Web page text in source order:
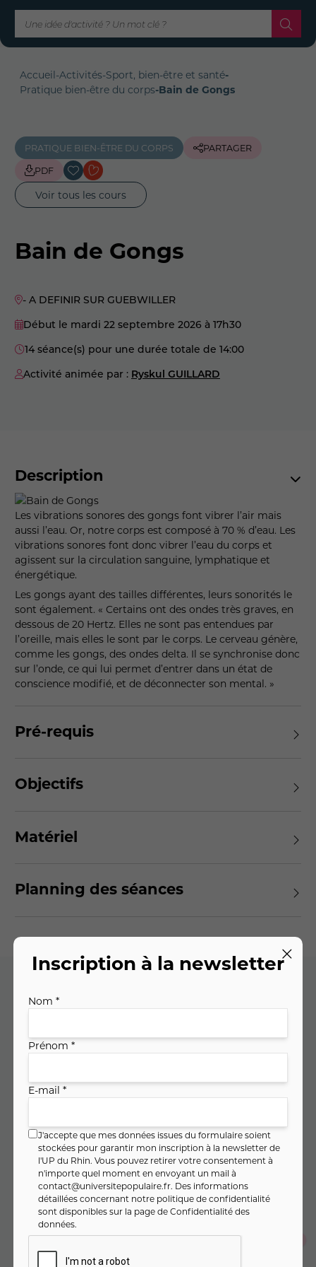
Accueil-Activités-Sport, bien-être et santé-
Pratique bien-être du corps-Bain de Gongs
PRATIQUE BIEN-ÊTRE DU CORPS
PARTAGER
PDF
Voir tous les cours
Bain de Gongs
- A DEFINIR SUR GUEBWILLER
Début le mardi 22 septembre 2026 à 17h30
14 séance(s) pour une durée totale de 14:00
Activité animée par : Ryskul GUILLARD
Description
Les vibrations sonores des gongs font vibrer l’air mais
aussi l’eau. Or, notre corps est composé à 70 % d’eau. Les
vibrations sonores font donc vibrer l’eau du corps et
agissent sur la circulation sanguine, lymphatique et
énergétique.
Les gongs ayant des tailles différentes, leurs sonorités le
sont également. « Certains ont des ondes très graves, en
dessous de 20 Hertz. Elles ne sont pas entendues par
l’oreille, mais elles le sont par le corps. Le cerveau génère,
comme les gongs, des ondes delta. Il se synchronise donc
sur l’onde, ce qui lui permet d’entrer dans un état de
conscience modifié, et de déconnecter son mental. »
Pré-requis
Objectifs
Matériel
Planning des séances
Code cours : 11GU833
126, €
soit9,00€ / heure
PAIEMENT FRACTIONNÉ
Dès42,00€/ mois pendant 3 mois
Montant total :126,00€
Je m'inscris en un seul clic
Inscription à la newsletter
Nom *
Prénom *
E-mail *
J'accepte que mes données issues du formulaire soient
stockées pour garantir mon inscription à la newsletter de
l'UP du Rhin. Vous pouvez retirer votre consentement à
n'importe quel moment en envoyant un mail à
contact@universitepopulaire.fr. Des informations
détaillées concernant notre politique de confidentialité
sont disponibles sur la page deConfidentialité des
données.